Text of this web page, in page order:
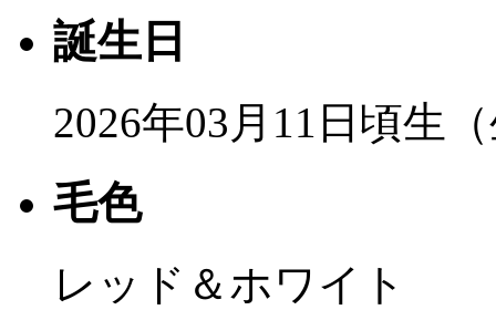
誕生日
2026年03月11日頃生
毛色
レッド＆ホワイト